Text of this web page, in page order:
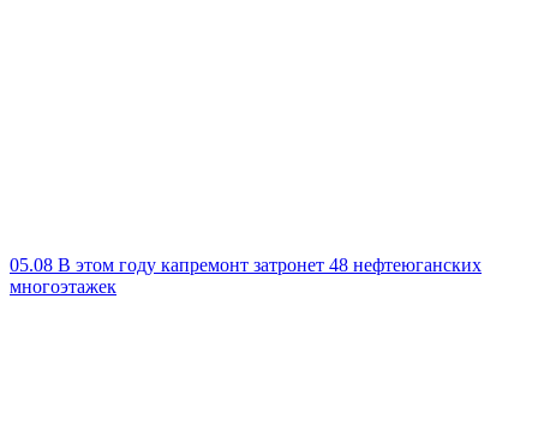
05.08 В этом году капремонт затронет 48 нефтеюганских
многоэтажек